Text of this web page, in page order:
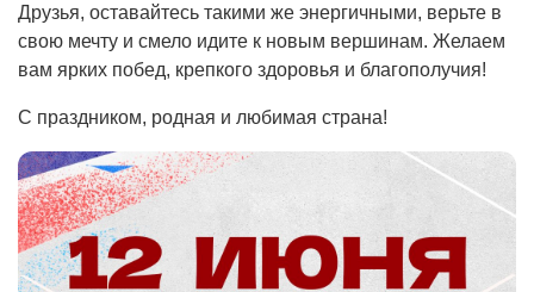
Друзья, оставайтесь такими же энергичными, верьте в
свою мечту и смело идите к новым вершинам. Желаем
вам ярких побед, крепкого здоровья и благополучия!
С праздником, родная и любимая страна!